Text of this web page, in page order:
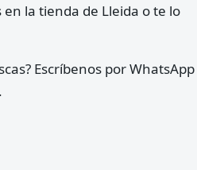
la tienda de Lleida o te lo
Escríbenos por WhatsApp